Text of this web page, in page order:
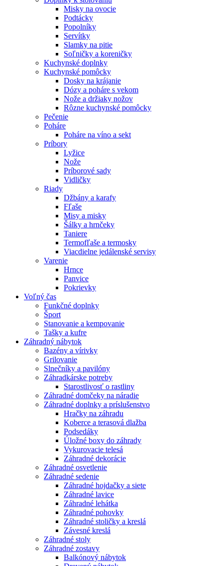
Misky na ovocie
Podtácky
Popolníky
Servítky
Slamky na pitie
Soľničky a koreničky
Kuchynské doplnky
Kuchynské pomôcky
Dosky na krájanie
Dózy a poháre s vekom
Nože a držiaky nožov
Rôzne kuchynské pomôcky
Pečenie
Poháre
Poháre na víno a sekt
Príbory
Lyžice
Nože
Príborové sady
Vidličky
Riady
Džbány a karafy
Fľaše
Misy a misky
Šálky a hrnčeky
Taniere
Termofľaše a termosky
Viacdielne jedálenské servisy
Varenie
Hrnce
Panvice
Pokrievky
Voľný čas
Funkčné doplnky
Šport
Stanovanie a kempovanie
Tašky a kufre
Záhradný nábytok
Bazény a vírivky
Grilovanie
Slnečníky a pavilóny
Záhradkárske potreby
Starostlivosť o rastliny
Záhradné domčeky na náradie
Záhradné doplnky a príslušenstvo
Hračky na záhradu
Koberce a terasová dlažba
Podsedáky
Úložné boxy do záhrady
Vykurovacie telesá
Záhradné dekorácie
Záhradné osvetlenie
Záhradné sedenie
Záhradné hojdačky a siete
Záhradné lavice
Záhradné lehátka
Záhradné pohovky
Záhradné stoličky a kreslá
Závesné kreslá
Záhradné stoly
Záhradné zostavy
Balkónový nábytok